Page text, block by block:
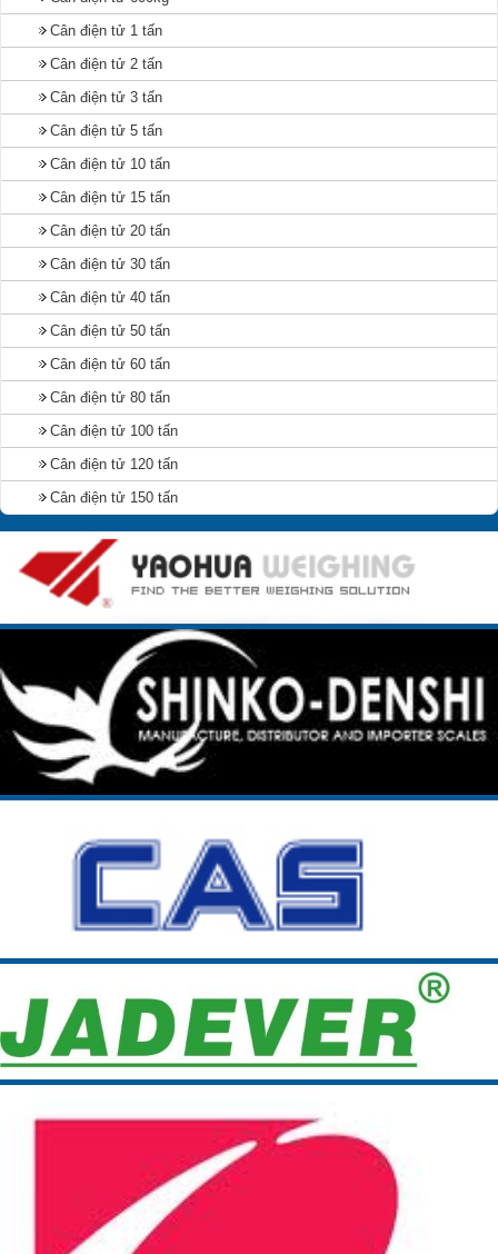
Cân điện tử 1 tấn
Cân điện tử 2 tấn
Cân điện tử 3 tấn
Cân điện tử 5 tấn
Cân điện tử 10 tấn
Cân điện tử 15 tấn
Cân điện tử 20 tấn
Cân điện tử 30 tấn
Cân điện tử 40 tấn
Cân điện tử 50 tấn
Cân điện tử 60 tấn
Cân điện tử 80 tấn
Cân điện tử 100 tấn
Cân điện tử 120 tấn
Cân điện tử 150 tấn